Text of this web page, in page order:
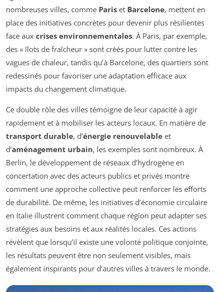
nombreuses villes, comme Paris et Barcelone, mettent en
place des initiatives concrètes pour devenir plus résilientes
face aux crises environnementales. À Paris, par exemple,
des « îlots de fraîcheur » sont créés pour lutter contre les
vagues de chaleur, tandis qu’à Barcelone, des quartiers sont
redessinés pour favoriser une adaptation efficace aux
impacts du changement climatique.
Ce double rôle des villes témoigne de leur capacité à agir
rapidement et à mobiliser les acteurs locaux. En matière de
transport durable, d’énergie renouvelable et
d’aménagement urbain, les exemples sont nombreux. À
Berlin, le développement de réseaux d’hydrogène en
concertation avec des acteurs publics et privés montre
comment une approche collective peut renforcer les efforts
de durabilité. De même, les initiatives d’économie circulaire
en Italie illustrent comment chaque région peut adapter ses
stratégies aux besoins et aux réalités locales. Ces actions
révèlent que lorsqu’il existe une volonté politique conjointe,
les résultats peuvent être non seulement visibles, mais
également inspirants pour d’autres villes à travers le monde.